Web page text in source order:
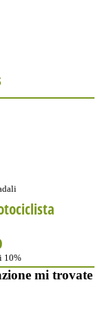
10%
mi trovate